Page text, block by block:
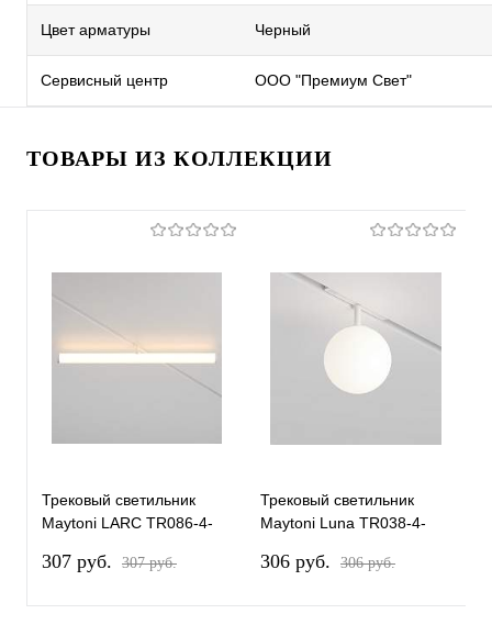
Цвет арматуры Черный
Сервисный центр ООО "Премиум Свет"
ТОВАРЫ ИЗ КОЛЛЕКЦИИ
Трековый светильник
Maytoni LARC TR086-4-
307 pуб. 307 pуб.
Трековый светильник
Maytoni Luna TR038-4-
306 pуб. 306 pуб.